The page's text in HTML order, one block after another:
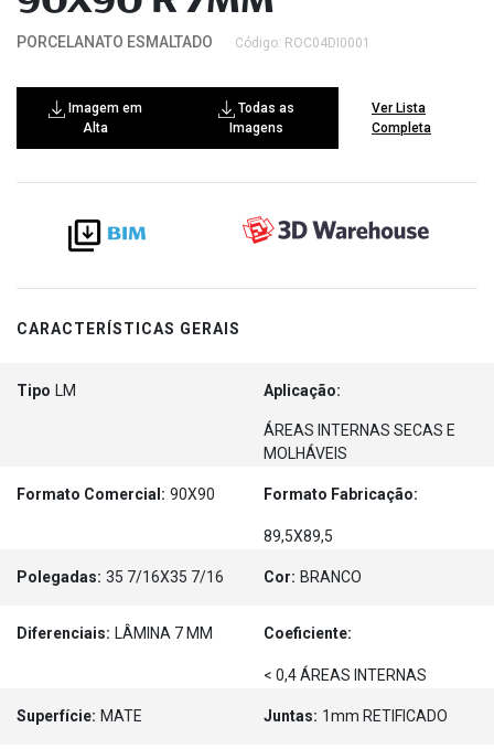
PORCELANATO ESMALTADO Código: ROC04DI0001
Imagem em
Alta
Imagens
Ver Lista
Completa
CARACTERÍSTICAS GERAIS
Tipo LM Aplicação:
ÁREAS INTERNAS SECAS E
MOLHÁVEIS
Formato Comercial: 90X90 Formato Fabricação:
89,5X89,5
Polegadas: 35 7/16X35 7/16 Cor: BRANCO
Diferenciais: LÂMINA 7 MM Coeficiente:
< 0,4 ÁREAS INTERNAS
Superfície: MATE Juntas: 1mm RETIFICADO